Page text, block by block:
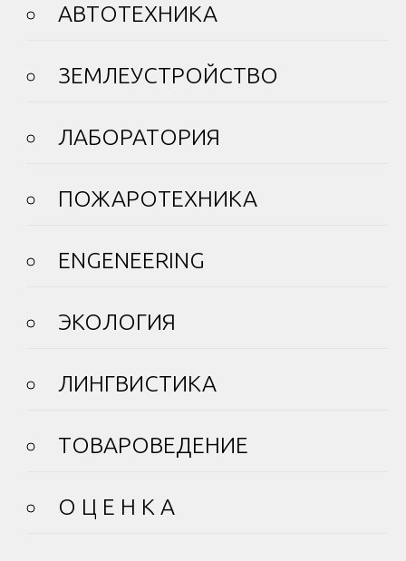
АВТОТЕХНИКА
ЗЕМЛЕУСТРОЙСТВО
ЛАБОРАТОРИЯ
ПОЖАРОТЕХНИКА
ENGENEERING
ЭКОЛОГИЯ
ЛИНГВИСТИКА
ТОВАРОВЕДЕНИЕ
О Ц Е Н К А